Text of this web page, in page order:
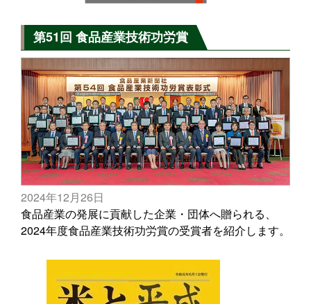
第51回 食品産業技術功労賞
2024年12月26日
食品産業の発展に貢献した企業・団体へ贈られる、
2024年度食品産業技術功労賞の受賞者を紹介します。